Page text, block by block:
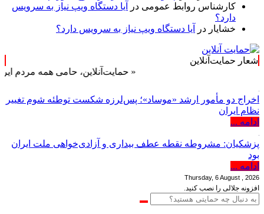
کارشناس روابط عمومی در
آیا دستگاه ویپ نیاز به سرویس
دارد؟
خشایار در آیا دستگاه ویپ نیاز به سرویس دارد؟
شعار حمایت‌آنلاین
« حمایت‌آنلاین، حامی همه مردم ایران »
اخراج دو مأمور ارشد «موساد»؛ پس‌لرزه شکست توطئه شوم تغییر
نظام ایران
ادامه ...
پزشکیان: مشروطه نقطه عطف بیداری و آزادی‌خواهی ملت ایران
بود
ادامه ...
Thursday, 6 August , 2026
افزونه جلالی را نصب کنید.